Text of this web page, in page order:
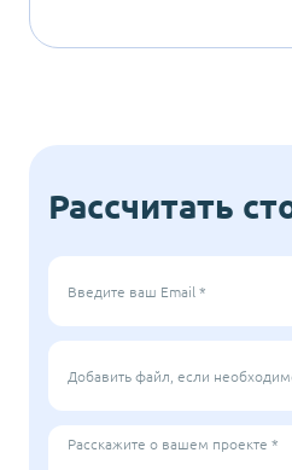
Рассчитать
Введите ваш Email *
Добавить файл, если
Расскажите о вашем проекте *